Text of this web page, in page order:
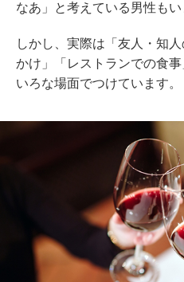
なあ」と考えている男性もい
しかし、実際は「友人・知
かけ」「レストランでの食
いろな場面でつけています。